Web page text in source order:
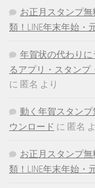
お正月スタンプ無
類！LINE年末年始・
年賀状の代わりに
るアプリ・スタンプ
に 匿名 より
動く年賀スタンプ
ウンロード に 匿名
お正月スタンプ無
類！LINE年末年始・